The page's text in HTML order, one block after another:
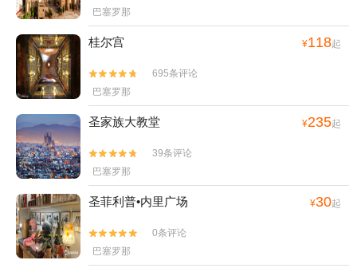
巴塞罗那
桂尔宫 ¥118起


695条评论
巴塞罗那
圣家族大教堂 ¥235起


39条评论
巴塞罗那
圣菲利普•内里广场 ¥30起


0条评论
巴塞罗那